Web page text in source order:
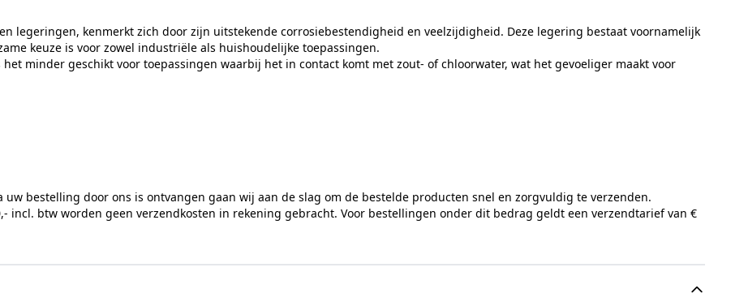
legeringen, kenmerkt zich door zijn uitstekende corrosiebestendigheid en veelzijdigheid. Deze legering bestaat voornamelijk
keuze is voor zowel industriële als huishoudelijke toepassingen.
minder geschikt voor toepassingen waarbij het in contact komt met zout- of chloorwater, wat het gevoeliger maakt voor
bestelling door ons is ontvangen gaan wij aan de slag om de bestelde producten snel en zorgvuldig te verzenden.
incl. btw worden geen verzendkosten in rekening gebracht. Voor bestellingen onder dit bedrag geldt een verzendtarief van €